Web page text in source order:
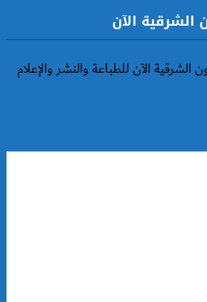
الآن
الآن للطباعة والنشر والإعلام